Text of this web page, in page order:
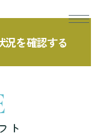
況を確認する
ト